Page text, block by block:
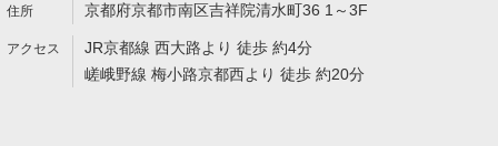
京都府京都市南区吉祥院清水町36 1～3F
JR京都線 西大路より 徒歩 約4分
嵯峨野線 梅小路京都西より 徒歩 約20分